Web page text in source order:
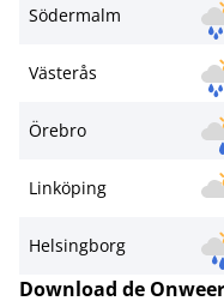
Södermalm
Västerås
Örebro
Linköping
Helsingborg
Download de